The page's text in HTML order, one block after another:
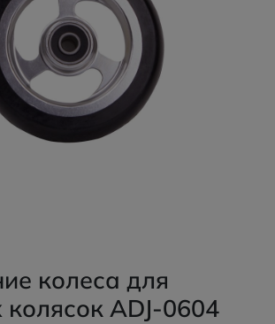
колеса для
ADJ-0604